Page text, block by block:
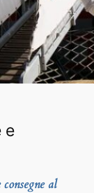
e
al